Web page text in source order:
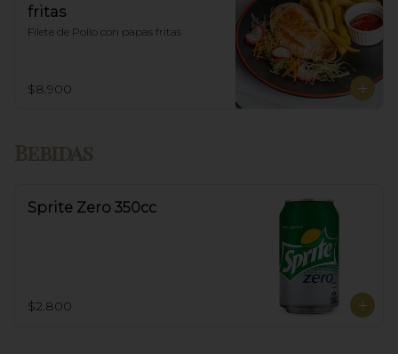
fritas
Filete de Pollo con papas fritas
$8.900
Sprite Zero 350cc
$2.800